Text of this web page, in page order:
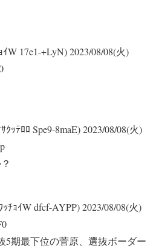
W 17e1-+LyN)2023/08/08(火)
ｯﾃﾛﾛ Spe9-8maE)2023/08/08(火)
ﾁｮｲW dfcf-AYPP)2023/08/08(火)
5期最下位の菅原、選抜ボーダー